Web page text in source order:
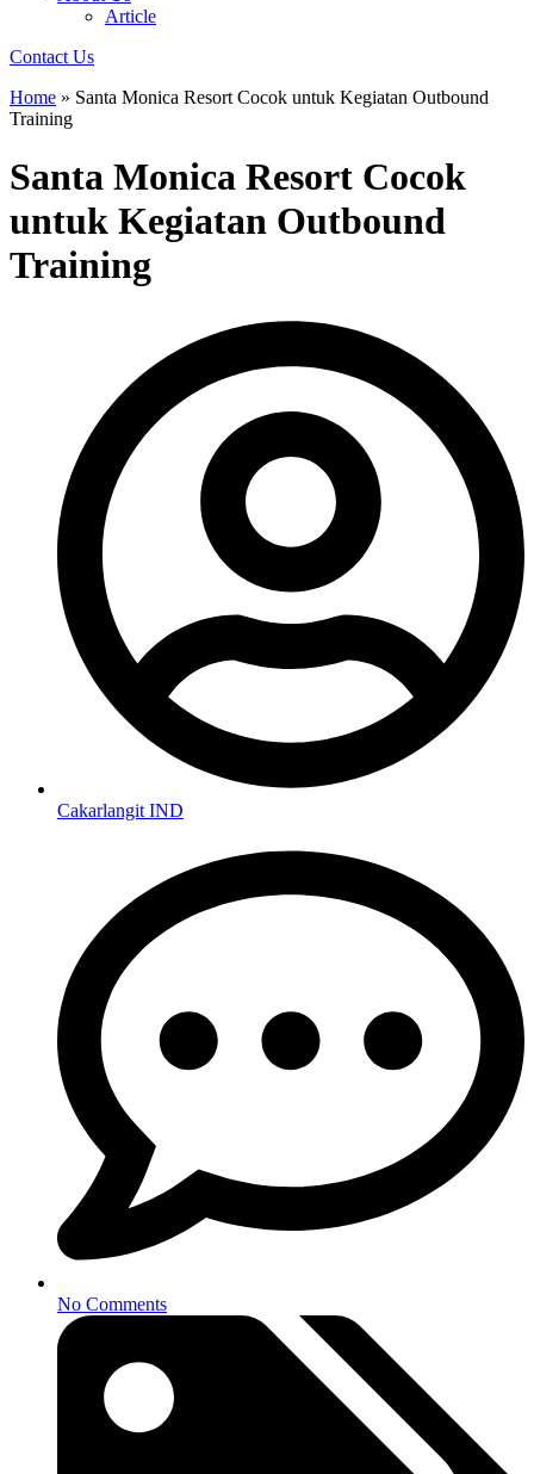
Article
Contact Us
Home » Santa Monica Resort Cocok untuk Kegiatan Outbound
Training
Santa Monica Resort Cocok
untuk Kegiatan Outbound
Training
Cakarlangit IND
No Comments